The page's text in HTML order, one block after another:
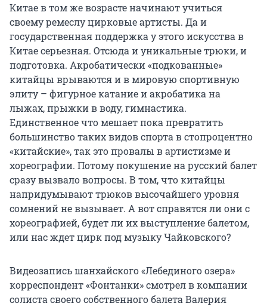
Китае в том же возрасте начинают учиться
своему ремеслу цирковые артисты. Да и
государственная поддержка у этого искусства в
Китае серьезная. Отсюда и уникальные трюки, и
подготовка. Акробатически «подкованные»
китайцы врываются и в мировую спортивную
элиту – фигурное катание и акробатика на
лыжах, прыжки в воду, гимнастика.
Единственное что мешает пока превратить
большинство таких видов спорта в стопроцентно
«китайские», так это провалы в артистизме и
хореографии. Потому покушение на русский балет
сразу вызвало вопросы. В том, что китайцы
напридумывают трюков высочайшего уровня
сомнений не вызывает. А вот справятся ли они с
хореографией, будет ли их выступление балетом,
или нас ждет цирк под музыку Чайковского?
Видеозапись шанхайского «Лебединого озера»
корреспондент «Фонтанки» смотрел в компании
солиста своего собственного балета Валерия